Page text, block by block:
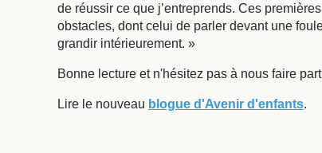
de réussir ce que j’entreprends. Ces
obstacles, dont celui de parler devant une
grandir intérieurement. »
Bonne lecture et n'hésitez pas à nous faire
Lire le nouveau blogue d'Avenir d'enfants.